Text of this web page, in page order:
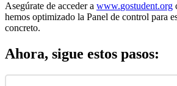
Asegúrate de acceder a www.gostudent.org
hemos optimizado la Panel de control para
concreto.
Ahora, sigue estos pasos: